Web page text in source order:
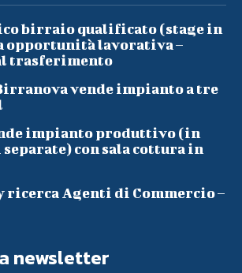
birraio qualificato (stage in
opportunità lavorativa –
trasferimento
vende impianto a tre
impianto produttivo (in
con sala cottura in
ricerca Agenti di Commercio –
newsletter